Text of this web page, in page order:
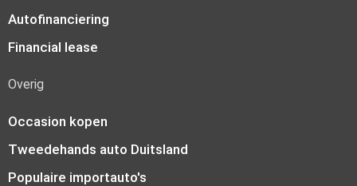
Autofinanciering
Financial lease
Overig
Occasion kopen
Tweedehands auto Duitsland
Populaire importauto's